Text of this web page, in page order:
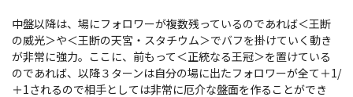
中盤以降は、場にフォロワーが複数残っているのであれば＜王断
の威光＞や＜王断の天宮・スタチウム＞でバフを掛けていく動き
が非常に強力。ここに、前もって＜正統なる王冠＞を置けている
のであれば、以降３ターンは自分の場に出たフォロワーが全て＋1/
＋1されるので相手としては非常に厄介な盤面を作ることができ